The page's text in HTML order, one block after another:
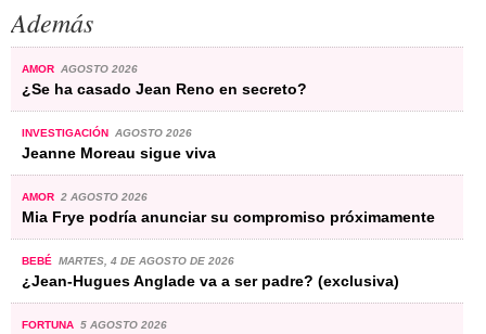
Además
AMOR AGOSTO 2026
¿Se ha casado Jean Reno en secreto?
INVESTIGACIÓN AGOSTO 2026
Jeanne Moreau sigue viva
AMOR 2 AGOSTO 2026
Mia Frye podría anunciar su compromiso próximamente
BEBÉ MARTES, 4 DE AGOSTO DE 2026
¿Jean-Hugues Anglade va a ser padre? (exclusiva)
FORTUNA 5 AGOSTO 2026